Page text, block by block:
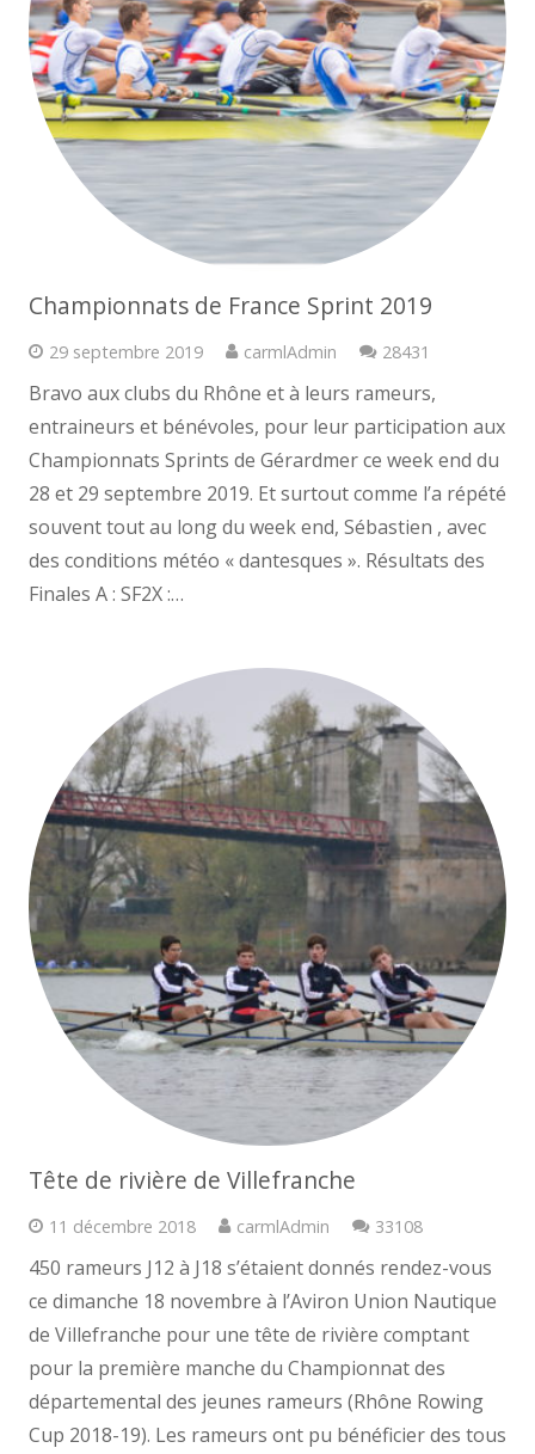
Championnats de France Sprint 2019
29 septembre 2019 carmlAdmin 28431
Bravo aux clubs du Rhône et à leurs rameurs,
entraineurs et bénévoles, pour leur participation aux
Championnats Sprints de Gérardmer ce week end du
28 et 29 septembre 2019. Et surtout comme l’a répété
souvent tout au long du week end, Sébastien , avec
des conditions météo « dantesques ». Résultats des
Finales A : SF2X :…
Tête de rivière de Villefranche
11 décembre 2018 carmlAdmin 33108
450 rameurs J12 à J18 s’étaient donnés rendez-vous
ce dimanche 18 novembre à l’Aviron Union Nautique
de Villefranche pour une tête de rivière comptant
pour la première manche du Championnat des
départemental des jeunes rameurs (Rhône Rowing
Cup 2018-19). Les rameurs ont pu bénéficier des tous